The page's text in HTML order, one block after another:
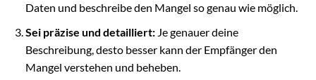
Daten und beschreibe den Mangel so genau wie möglich.
Sei präzise und detailliert:Je genauer deine
Beschreibung, desto besser kann der Empfänger den
Mangel verstehen und beheben.